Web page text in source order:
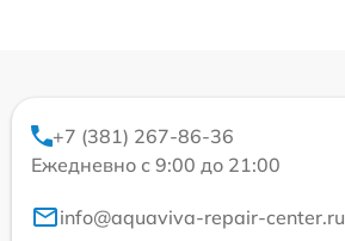
+7 (381) 267-86-36
Ежедневно с 9:00 до 21:00
info@aquaviva-repair-center.ru